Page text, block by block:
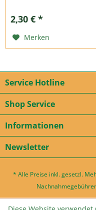
2,30 € *
Merken
Service Hotline
Shop Service
Informationen
Newsletter
* Alle Preise inkl. gesetzl.